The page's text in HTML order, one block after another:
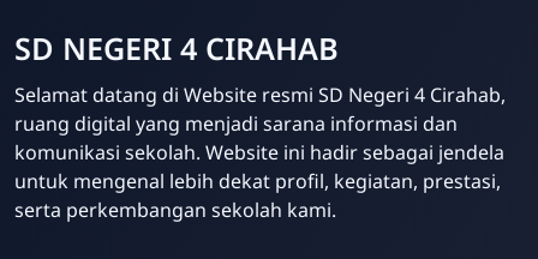
Admin
Online
SD NEGERI 4 CIRAHAB
Selamat datang di Website resmi SD Negeri 4 Cirahab,
ruang digital yang menjadi sarana informasi dan
komunikasi sekolah. Website ini hadir sebagai jendela
untuk mengenal lebih dekat profil, kegiatan, prestasi,
serta perkembangan sekolah kami.